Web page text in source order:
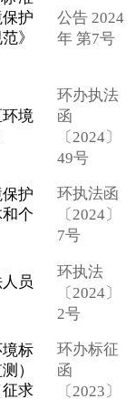
护
》
公告 2024
年 第7号
境
环办执法
函
〔2024〕
49号
护
个
环执法函
〔2024〕
7号
员
环执法
〔2024〕
2号
标
）
求
环办标征
函
〔2023〕